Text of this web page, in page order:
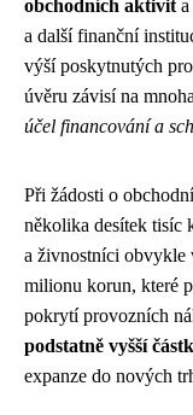
obchodních aktivit
a další finanční
výší poskytnutých
úvěru závisí na
účel financování a
Při žádosti o
několika desítek tisíc
a živnostníci obvykle
milionu korun, které
pokrytí provozních
podstatně vyšší
expanze do nových